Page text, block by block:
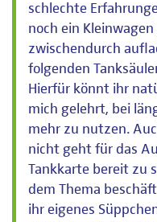
schlechte
noch ein
zwischendurch
folgenden
Hierfür könnt ihr
mich gelehrt, bei
mehr zu nutzen.
nicht geht für das
Tankkarte bereit zu
dem Thema
ihr eigenes